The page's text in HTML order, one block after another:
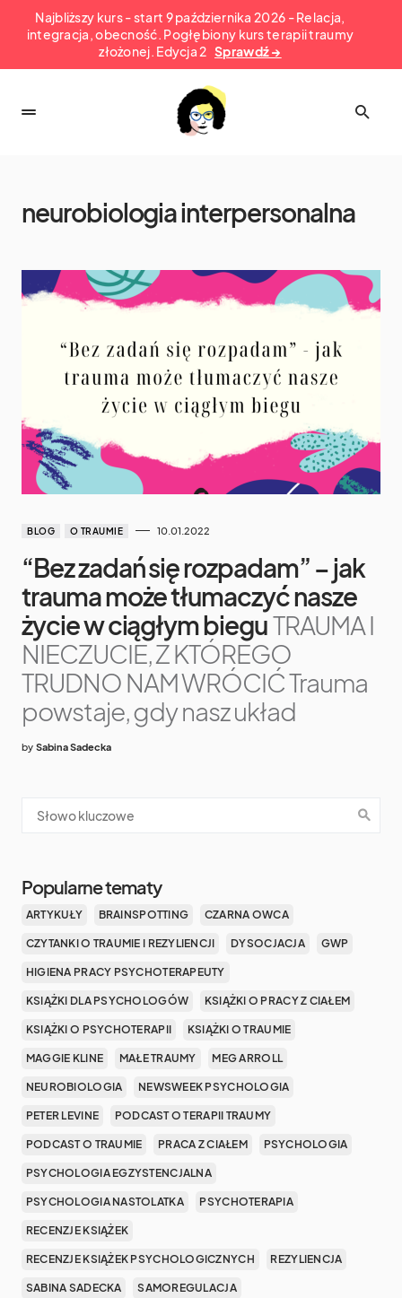
Najbliższy kurs - start 9 października 2026 - Relacja,
integracja, obecność. Pogłębiony kurs terapii traumy
złożonej. Edycja 2 Sprawdź →
neurobiologia interpersonalna
BLOG O TRAUMIE 10.01.2022
“Bez zadań się rozpadam” – jak
trauma może tłumaczyć nasze
życie w ciągłym bieguTRAUMA I
NIECZUCIE, Z KTÓREGO
TRUDNO NAM WRÓCIĆ Trauma
powstaje, gdy nasz układ
by Sabina Sadecka
Popularne tematy
ARTYKUŁY BRAINSPOTTING CZARNA OWCA
CZYTANKI O TRAUMIE I REZYLIENCJI DYSOCJACJA GWP
HIGIENA PRACY PSYCHOTERAPEUTY
KSIĄŻKI DLA PSYCHOLOGÓW KSIĄŻKI O PRACY Z CIAŁEM
KSIĄŻKI O PSYCHOTERAPII KSIĄŻKI O TRAUMIE
MAGGIE KLINE MAŁE TRAUMY MEG ARROLL
NEUROBIOLOGIA NEWSWEEK PSYCHOLOGIA
PETER LEVINE PODCAST O TERAPII TRAUMY
PODCAST O TRAUMIE PRACA Z CIAŁEM PSYCHOLOGIA
PSYCHOLOGIA EGZYSTENCJALNA
PSYCHOLOGIA NASTOLATKA PSYCHOTERAPIA
RECENZJE KSIĄŻEK
RECENZJE KSIĄŻEK PSYCHOLOGICZNYCH REZYLIENCJA
SABINA SADECKA SAMOREGULACJA